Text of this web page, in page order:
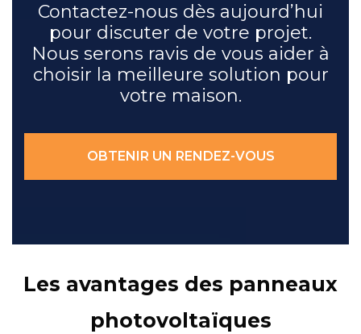
Contactez-nous dès aujourd’hui
pour discuter de votre projet.
Nous serons ravis de vous aider à
choisir la meilleure solution pour
votre maison.
OBTENIR UN RENDEZ-VOUS
Les avantages des panneaux
photovoltaïques